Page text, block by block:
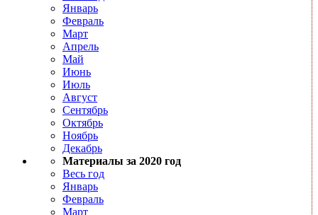
Январь
Февраль
Март
Апрель
Май
Июнь
Июль
Август
Сентябрь
Октябрь
Ноябрь
Декабрь
Материалы за 2020 год
Весь год
Январь
Февраль
Март